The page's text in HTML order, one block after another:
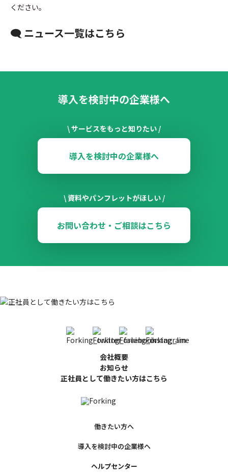
ください。
🗨 ニュース一覧はこちら
導入を検討中の企業様へ
\ サービスをもっと知りたい /
導入を検討中の企業様へ
\ 資料やパンフレットがほしい /
お問い合わせ・ご相談はこちら
会社概要
お知らせ
正社員として働きたい方はこちら
働きたい方へ
導入を検討中の企業様へ
ヘルプセンター